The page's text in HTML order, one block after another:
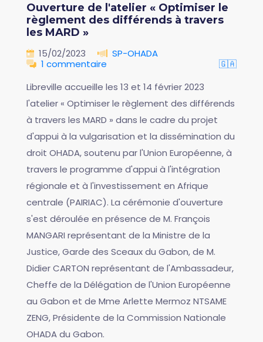
Ouverture de l'atelier « Optimiser le
règlement des différends à travers
les MARD »
15/02/2023
SP-OHADA
1 commentaire
🇬🇦
Libreville accueille les 13 et 14 février 2023
l'atelier « Optimiser le règlement des différends
à travers les MARD » dans le cadre du projet
d'appui à la vulgarisation et la dissémination du
droit OHADA, soutenu par l'Union Européenne, à
travers le programme d'appui à l'intégration
régionale et à l'investissement en Afrique
centrale (PAIRIAC). La cérémonie d'ouverture
s'est déroulée en présence de M. François
MANGARI représentant de la Ministre de la
Justice, Garde des Sceaux du Gabon, de M.
Didier CARTON représentant de l'Ambassadeur,
Cheffe de la Délégation de l'Union Européenne
au Gabon et de Mme Arlette Mermoz NTSAME
ZENG, Présidente de la Commission Nationale
OHADA du Gabon.